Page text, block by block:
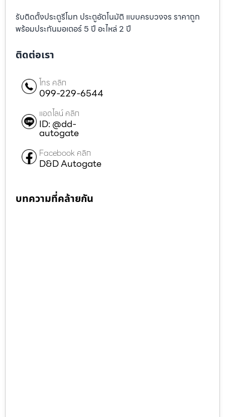
รับติดตั้งประตูรีโมท ประตูอัตโนมัติ แบบครบวงจร ราคาถูก
พร้อมประกันมอเตอร์ 5 ปี อะไหล่ 2 ปี
ติดต่อเรา
โทร คลิก
099-229-6544
แอดไลน์ คลิก
ID: @dd-
autogate
Facebook คลิก
D&D Autogate
บทความที่คล้ายกัน